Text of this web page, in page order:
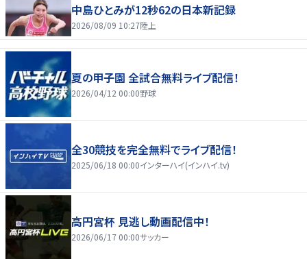
中島ひとみが12秒62の日本新記録
2026/08/09 10:27陸上
夏の甲子園 全試合無料ライブ配信！
2026/04/12 00:00野球
全30競技を完全無料でライブ配信！
2025/06/18 00:00インターハイ(インハイ.tv)
高円宮杯 見逃し動画配信中！
2026/06/17 00:00サッカー